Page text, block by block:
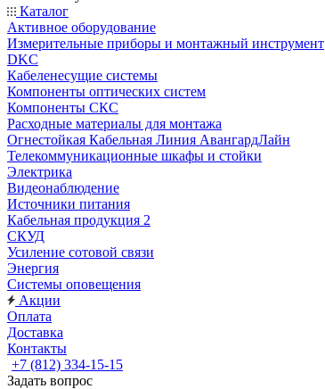
Каталог
Активное оборудование
Измерительные приборы и монтажный инструмент
DKC
Кабеленесущие системы
Компоненты оптических систем
Компоненты СКС
Расходные материалы для монтажа
Огнестойкая Кабельная Линия АвангардЛайн
Телекоммуникационные шкафы и стойки
Электрика
Видеонаблюдение
Источники питания
Кабельная продукция 2
СКУД
Усиление сотовой связи
Энергия
Системы оповещения
Акции
Оплата
Доставка
Контакты
+7 (812) 334-15-15
Задать вопрос